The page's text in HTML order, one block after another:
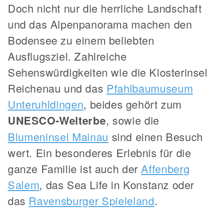
Doch nicht nur die herrliche Landschaft
und das Alpenpanorama machen den
Bodensee zu einem beliebten
Ausflugsziel. Zahlreiche
Sehenswürdigkeiten wie die Klosterinsel
Reichenau und das Pfahlbaumuseum
Unteruhldingen, beides gehört zum
UNESCO-Welterbe, sowie die
Blumeninsel Mainau sind einen Besuch
wert. Ein besonderes Erlebnis für die
ganze Familie ist auch derAffenberg
Salem, das Sea Life in Konstanz oder
das Ravensburger Spieleland.